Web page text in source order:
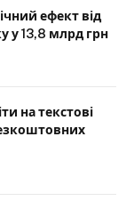
ефект від
у 13,8 млрд грн
на текстові